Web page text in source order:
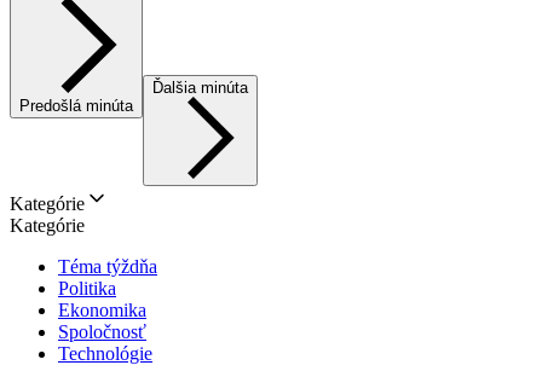
Predošlá minúta
Ďalšia minúta
Kategórie
Kategórie
Téma týždňa
Politika
Ekonomika
Spoločnosť
Technológie